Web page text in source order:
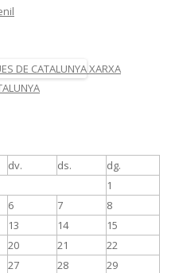
XARXA
dv. ds. dg.
1
6 7
8
13 14
15
20 21
22
27 28
29